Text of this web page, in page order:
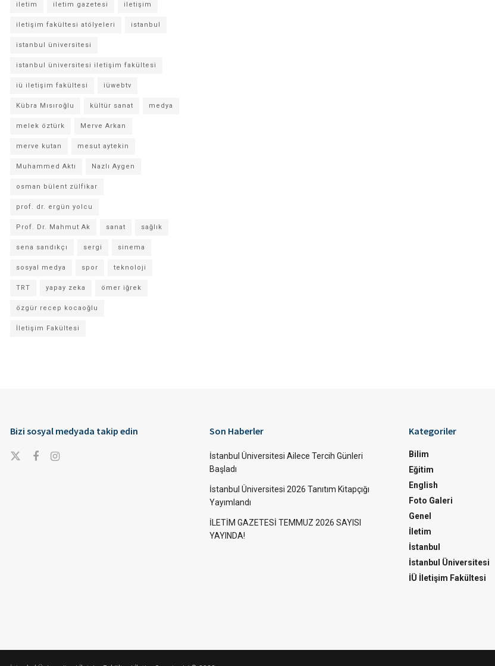
iletim iletim gazetesi iletişim
iletişim fakültesi atölyeleri istanbul
istanbul üniversitesi
istanbul üniversitesi iletişim fakültesi
iü iletişim fakültesi iüwebtv
Kübra Mısıroğlu kültür sanat medya
melek öztürk Merve Arkan
merve kutan mesut aytekin
Muhammed Aktı Nazlı Aygen
osman bülent zülfikar
prof. dr. ergün yolcu
Prof. Dr. Mahmut Ak sanat sağlık
sena sandıkçı sergi sinema
sosyal medya spor teknoloji
TRT yapay zeka ömer iğrek
özgür recep kocaoğlu
İletişim Fakültesi
Bizi sosyal medyada takip edin Son Haberler
İstanbul Üniversitesi Ailece Tercih Günleri
Başladı
İstanbul Üniversitesi 2026 Tanıtım Kitapçığı
Yayımlandı
İLETİM GAZETESİ TEMMUZ 2026 SAYISI
YAYINDA!
Kategoriler
Bilim
Eğitim
English
Foto Galeri
Genel
İletim
İstanbul
İstanbul Üniversitesi
İÜ İletişim Fakültesi